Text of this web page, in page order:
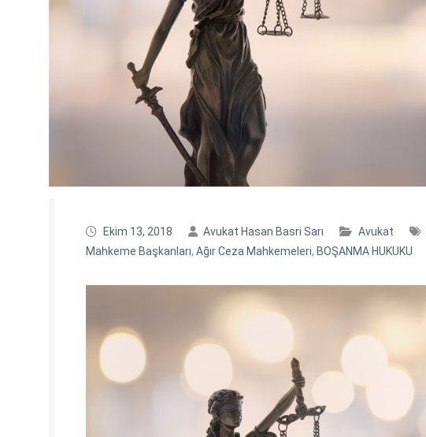
Ekim 13, 2018 Avukat Hasan Basri Sarı Avukat
Mahkeme Başkanları, Ağır Ceza Mahkemeleri, BOŞANMA HUKUKU